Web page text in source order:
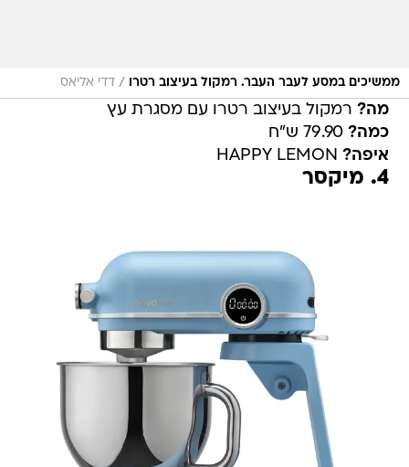
ממשיכים במסע לעבר העבר. רמקול בעיצוב רטרו / דדי אליאס
מה? רמקול בעיצוב רטרו עם מסגרת עץ
כמה? 79.90 ש"ח
איפה?
4. מיקסר